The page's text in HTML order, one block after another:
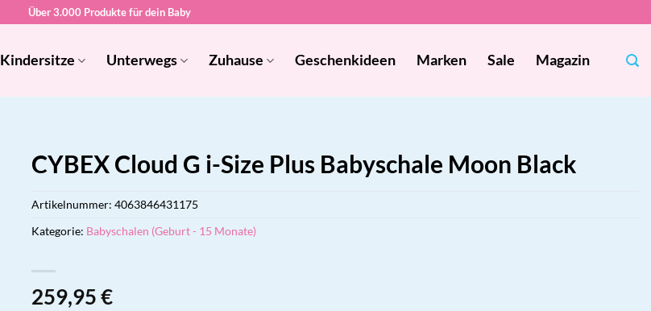
Über 3.000 Produkte für dein Baby
Kindersitze Unterwegs Zuhause Geschenkideen Marken Sale Magazin
CYBEX Cloud G i-Size Plus Babyschale Moon Black
259,95€
Artikelnummer: 4063846431175
Kategorie: Babyschalen (Geburt - 15 Monate)